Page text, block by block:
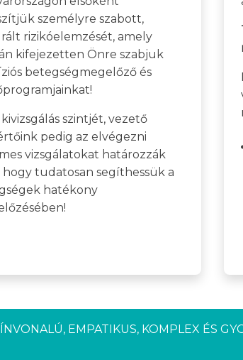
személyre szabott,
rizikóelemzését, amely
kifejezetten Önre szabjuk
betegségmegelőző és
szintjét, vezető
pedig az elvégezni
vizsgálatokat határozzák
hogy tudatosan segíthessük a
hatékony
EMPATIKUS, KOMPLEX ÉS